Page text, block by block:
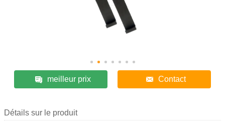
meilleur prix Contact
Détails sur le produit